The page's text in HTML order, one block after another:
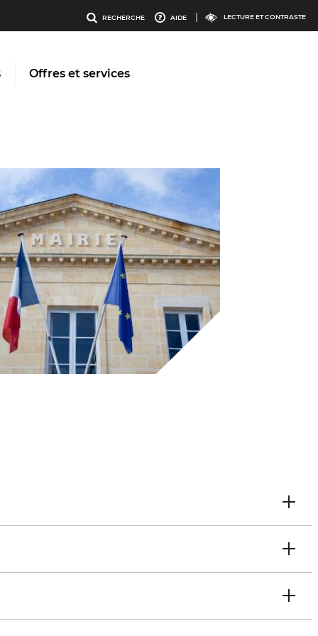
Menu
RECHERCHE AIDE LECTURE ET CONTRASTE
Offres et services